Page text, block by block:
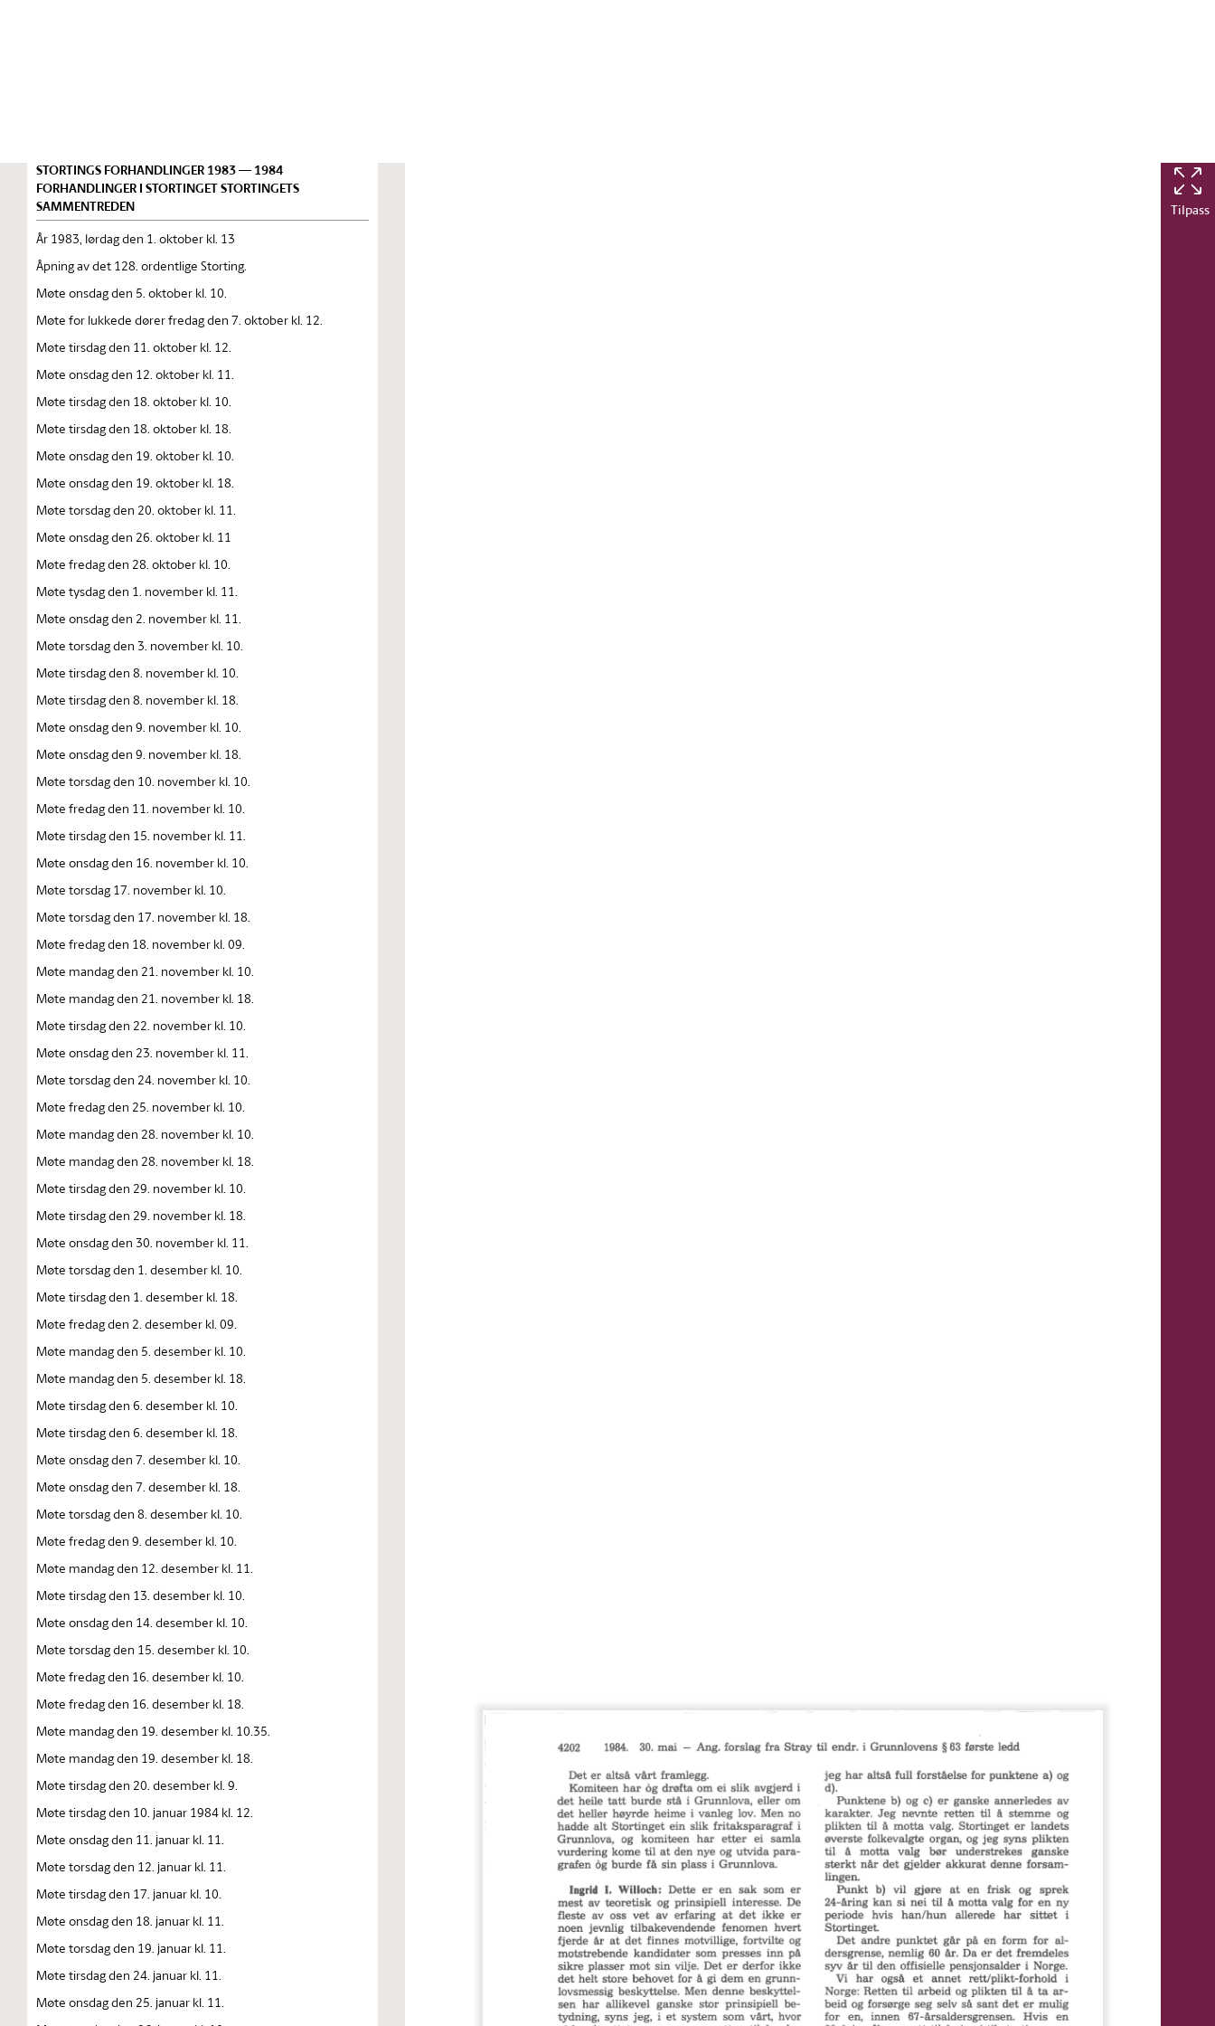
STORTINGS FORHANDLINGER 1983 — 1984
FORHANDLINGER I STORTINGET STORTINGETS
SAMMENTREDEN
År 1983, lørdag den 1. oktober kl. 13
Åpning av det 128. ordentlige Storting.
Møte onsdag den 5. oktober kl. 10.
Møte for lukkede dører fredag den 7. oktober kl. 12.
Møte tirsdag den 11. oktober kl. 12.
Møte onsdag den 12. oktober kl. 11.
Møte tirsdag den 18. oktober kl. 10.
Møte tirsdag den 18. oktober kl. 18.
Møte onsdag den 19. oktober kl. 10.
Møte onsdag den 19. oktober kl. 18.
Møte torsdag den 20. oktober kl. 11.
Møte onsdag den 26. oktober kl. 11
Møte fredag den 28. oktober kl. 10.
Møte tysdag den 1. november kl. 11.
Møte onsdag den 2. november kl. 11.
Møte torsdag den 3. november kl. 10.
Møte tirsdag den 8. november kl. 10.
Møte tirsdag den 8. november kl. 18.
Møte onsdag den 9. november kl. 10.
Møte onsdag den 9. november kl. 18.
Møte torsdag den 10. november kl. 10.
Møte fredag den 11. november kl. 10.
Møte tirsdag den 15. november kl. 11.
Møte onsdag den 16. november kl. 10.
Møte torsdag 17. november kl. 10.
Møte torsdag den 17. november kl. 18.
Møte fredag den 18. november kl. 09.
Møte mandag den 21. november kl. 10.
Møte mandag den 21. november kl. 18.
Møte tirsdag den 22. november kl. 10.
Møte onsdag den 23. november kl. 11.
Møte torsdag den 24. november kl. 10.
Møte fredag den 25. november kl. 10.
Møte mandag den 28. november kl. 10.
Møte mandag den 28. november kl. 18.
Møte tirsdag den 29. november kl. 10.
Møte tirsdag den 29. november kl. 18.
Møte onsdag den 30. november kl. 11.
Møte torsdag den 1. desember kl. 10.
Møte tirsdag den 1. desember kl. 18.
Møte fredag den 2. desember kl. 09.
Møte mandag den 5. desember kl. 10.
Møte mandag den 5. desember kl. 18.
Møte tirsdag den 6. desember kl. 10.
Møte tirsdag den 6. desember kl. 18.
Møte onsdag den 7. desember kl. 10.
Møte onsdag den 7. desember kl. 18.
Møte torsdag den 8. desember kl. 10.
Møte fredag den 9. desember kl. 10.
Møte mandag den 12. desember kl. 11.
Møte tirsdag den 13. desember kl. 10.
Møte onsdag den 14. desember kl. 10.
Møte torsdag den 15. desember kl. 10.
Møte fredag den 16. desember kl. 10.
Møte fredag den 16. desember kl. 18.
Møte mandag den 19. desember kl. 10.35.
Møte mandag den 19. desember kl. 18.
Møte tirsdag den 20. desember kl. 9.
Møte tirsdag den 10. januar 1984 kl. 12.
Møte onsdag den 11. januar kl. 11.
Møte torsdag den 12. januar kl. 11.
Møte tirsdag den 17. januar kl. 10.
Møte onsdag den 18. januar kl. 11.
Møte torsdag den 19. januar kl. 11.
Møte tirsdag den 24. januar kl. 11.
Møte onsdag den 25. januar kl. 11.